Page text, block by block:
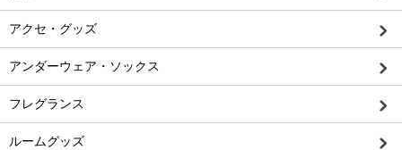
アクセ・グッズ
アンダーウェア・ソックス
フレグランス
ルームグッズ